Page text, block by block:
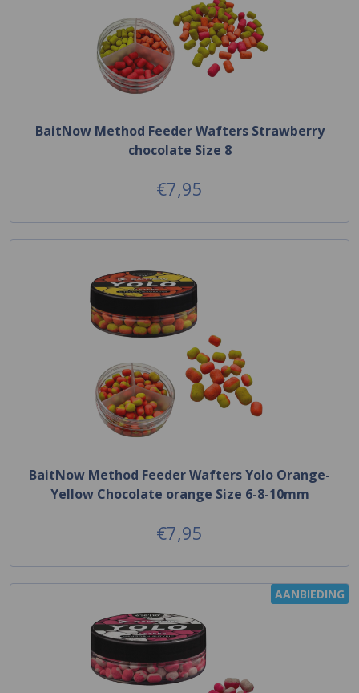
BaitNow Method Feeder Wafters Strawberry
chocolate Size 8
€7,95
BaitNow Method Feeder Wafters Yolo Orange-
Yellow Chocolate orange Size 6-8-10mm
€7,95
AANBIEDING